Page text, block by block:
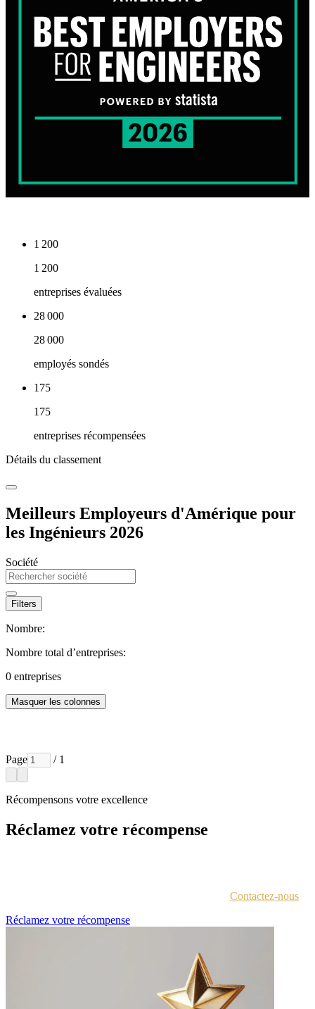
1 200
1 200
entreprises évaluées
28 000
28 000
employés sondés
175
175
entreprises récompensées
Détails du classement
Meilleurs Employeurs d'Amérique pour
les Ingénieurs 2026
Société
Filters
Nombre:
Nombre total d’entreprises:
0 entreprises
Masquer les colonnes
Page / 1
Récompensons votre excellence
Réclamez votre récompense
Contactez-nous
Réclamez votre récompense